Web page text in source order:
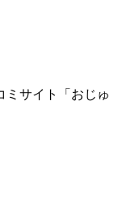
ミサイト「おじゅ